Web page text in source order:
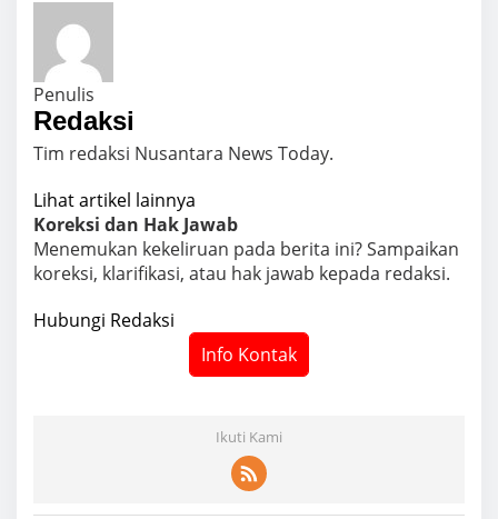
Penulis
Redaksi
Tim redaksi Nusantara News Today.
Lihat artikel lainnya
Koreksi dan Hak Jawab
Menemukan kekeliruan pada berita ini? Sampaikan
koreksi, klarifikasi, atau hak jawab kepada redaksi.
Hubungi Redaksi
Info Kontak
Ikuti Kami